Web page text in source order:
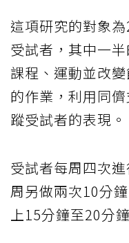
這項研究的對象
受試者，其中一
課程、運動並改
的作業，利用同
蹤受試者的表現。
受試者每周四次
周另做兩次10分
上15分鐘至20分